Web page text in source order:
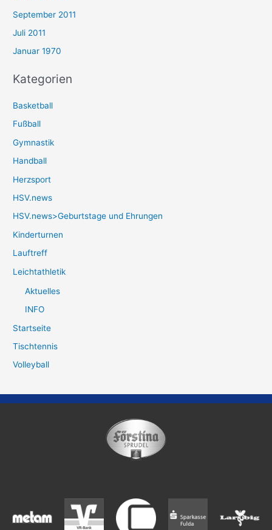
September 2011
Juli 2011
Januar 1970
Kategorien
Basketball
Fußball
Gymnastik
Handball
Herzsport
HSV.news
HSV.news>Geburtstage und Ehrungen
Kinderturnen
Lauftreff
Leichtathletik
Aktuelles
INFO
Startseite
Tischtennis
Volleyball